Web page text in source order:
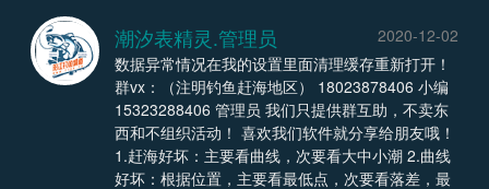
潮汐表精灵.管理员
2020-12-02
数据异常情况在我的设置里面清理缓存重新打开！
群vx：（注明钓鱼赶海地区） 18023878406 小编
15323288406 管理员 我们只提供群互助，不卖东
西和不组织活动！ 喜欢我们软件就分享给朋友哦！
1.赶海好坏：主要看曲线，次要看大中小潮 2.曲线
好坏：根据位置，主要看最低点，次要看落差，最